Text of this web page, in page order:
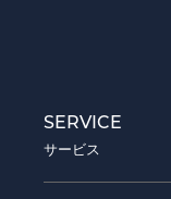
SERVICE
サービス